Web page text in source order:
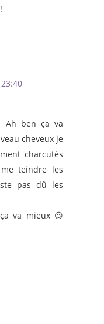
Ah ben ça va
cheveux je
charcutés
teindre les
pas dû les
va mieux 😉